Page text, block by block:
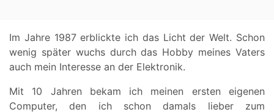
Im Jahre 1987 erblickte ich das Licht der Welt. Schon
wenig später wuchs durch das Hobby meines Vaters
auch mein Interesse an der Elektronik.
Mit 10 Jahren bekam ich meinen ersten eigenen
Computer, den ich schon damals lieber zum